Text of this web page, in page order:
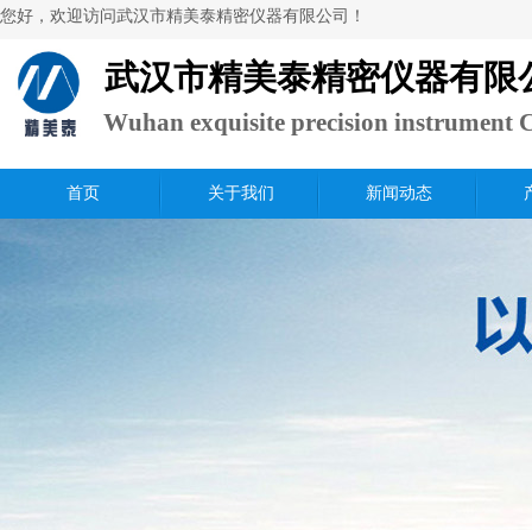
​您好，欢迎访问武汉市精美泰精密仪器有限公司！
武汉市精美泰精密仪器有限
Wuhan exquisite precision instrument
Ltd.
首页 关于我们 新闻动态